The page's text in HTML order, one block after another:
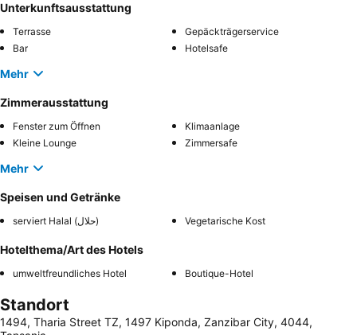
Unterkunftsausstattung
Terrasse
Gepäckträgerservice
Bar
Hotelsafe
Mehr
Zimmerausstattung
Fenster zum Öffnen
Klimaanlage
Kleine Lounge
Zimmersafe
Mehr
Speisen und Getränke
serviert Halal (حلال) Vegetarische Kost
Hotelthema/Art des Hotels
umweltfreundliches Hotel Boutique-Hotel
Standort
1494, Tharia Street TZ, 1497 Kiponda, Zanzibar City, 4044,